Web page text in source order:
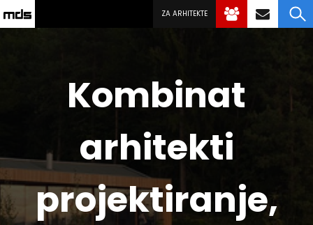
ZA ARHITEKTE
Kombinat
arhitekti
projektiranje,